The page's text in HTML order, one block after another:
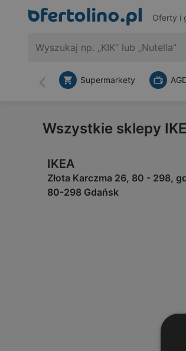
Oferty i
Wstecz
Supermarkety
Wszystkie sklepy
IKEA
Złota Karczma 26, 80 - 298,
80-298 Gdańsk